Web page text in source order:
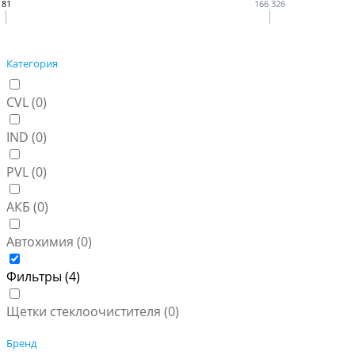
81 166 326
Категория
CVL (0)
IND (0)
PVL (0)
АКБ (0)
Автохимия (0)
Фильтры (4)
Щетки стеклоочистителя (0)
Бренд